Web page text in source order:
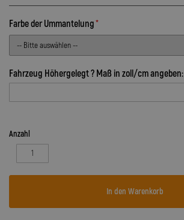
Farbe der Ummantelung
Fahrzeug Höhergelegt ? Maß in zoll/cm angeben:
Anzahl
In den Warenkorb